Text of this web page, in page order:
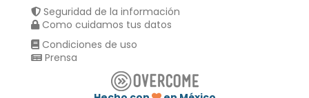
Seguridad de la información
Como cuidamos tus datos
Condiciones de uso
Prensa